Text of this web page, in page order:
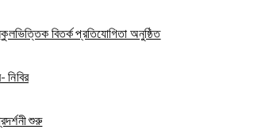
বিতর্ক প্রতিযোগিতা অনুষ্ঠিত
শুরু